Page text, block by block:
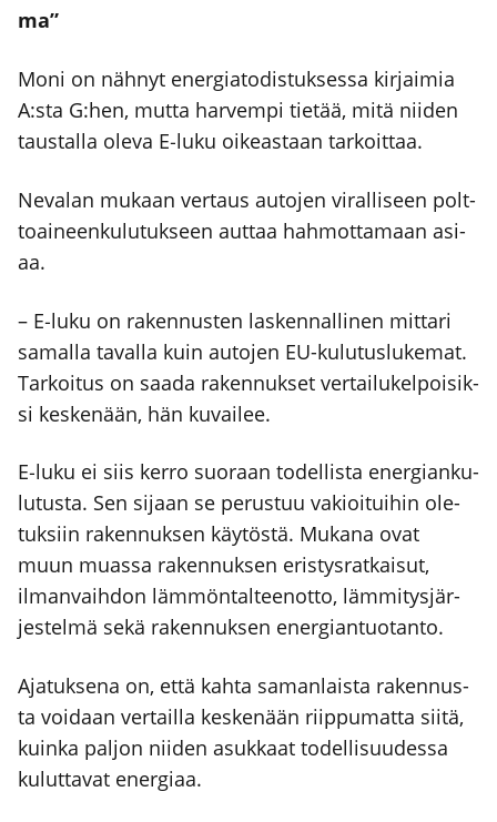
ma”
Moni on näh­nyt ener­gia­to­dis­tuk­ses­sa kir­jai­mia
A:sta G:hen, mut­ta har­vem­pi tie­tää, mitä nii­den
taus­tal­la ole­va E‑luku oikeas­taan tar­koit­taa.
Neva­lan mukaan ver­taus auto­jen viral­li­seen polt­
toai­neen­ku­lu­tuk­seen aut­taa hah­mot­ta­maan asi­
aa.
– E‑luku on raken­nus­ten las­ken­nal­li­nen mit­ta­ri
samal­la taval­la kuin auto­jen EU-kulu­tus­lu­ke­mat.
Tar­koi­tus on saa­da raken­nuk­set ver­tai­lu­kel­poi­sik­
si kes­ke­nään, hän kuvai­lee.
E‑luku ei siis ker­ro suo­raan todel­lis­ta ener­gian­ku­
lu­tus­ta. Sen sijaan se perus­tuu vakioi­tui­hin ole­
tuk­siin raken­nuk­sen käy­tös­tä. Muka­na ovat
muun muas­sa raken­nuk­sen eris­tys­rat­kai­sut,
ilman­vaih­don läm­mön­tal­teen­ot­to, läm­mi­tys­jär­
jes­tel­mä sekä raken­nuk­sen ener­gian­tuo­tan­to.
Aja­tuk­se­na on, että kah­ta saman­lais­ta raken­nus­
ta voi­daan ver­tail­la kes­ke­nään riip­pu­mat­ta sii­tä,
kuin­ka pal­jon nii­den asuk­kaat todel­li­suu­des­sa
kulut­ta­vat ener­gi­aa.